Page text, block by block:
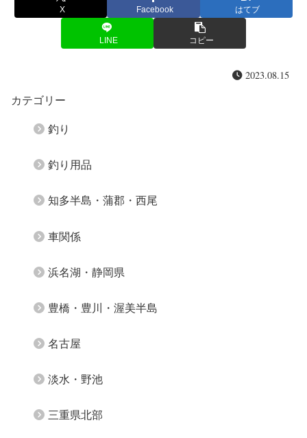
X Facebook はてブ
LINE コピー
2023.08.15
カテゴリー
釣り
釣り用品
知多半島・蒲郡・西尾
車関係
浜名湖・静岡県
豊橋・豊川・渥美半島
名古屋
淡水・野池
三重県北部